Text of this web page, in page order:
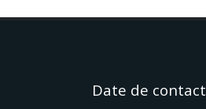
Date de contact